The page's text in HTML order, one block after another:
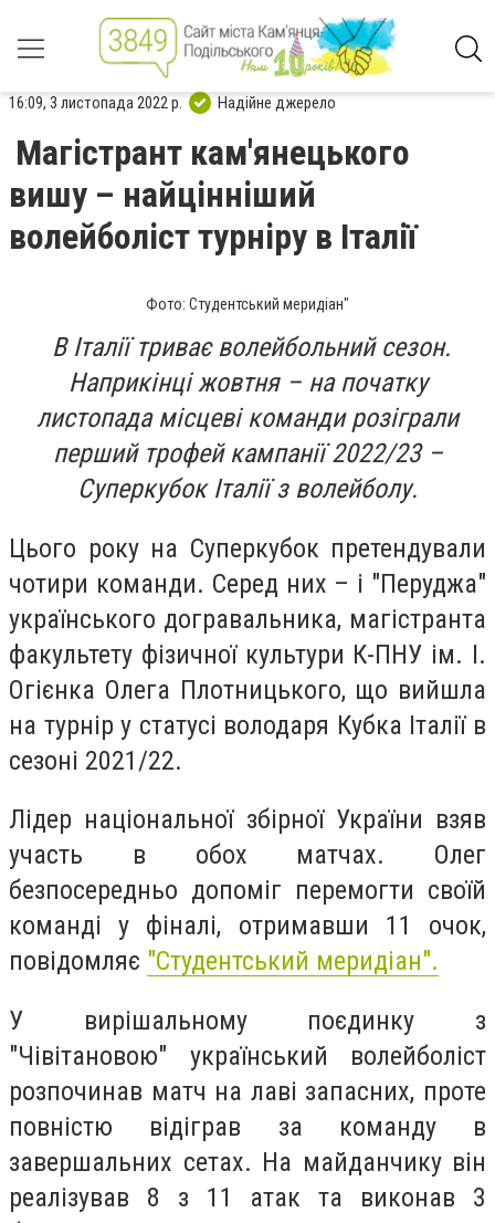
16:09, 3 листопада 2022 р. Надійне джерело
Магістрант кам'янецького
вишу – найцінніший
волейболіст турніру в Італії
Фото: Студентський меридіан"
В Італії триває волейбольний сезон.
Наприкінці жовтня – на початку
листопада місцеві команди розіграли
перший трофей кампанії 2022/23 –
Суперкубок Італії з волейболу.
Цього року на Суперкубок претендували
чотири команди. Серед них – і "Перуджа"
українського догравальника, магістранта
факультету фізичної культури К-ПНУ ім. І.
Огієнка Олега Плотницького, що вийшла
на турнір у статусі володаря Кубка Італії в
сезоні 2021/22.
Лідер національної збірної України взяв
участь в обох матчах. Олег
безпосередньо допоміг перемогти своїй
команді у фіналі, отримавши 11 очок,
повідомляє "Студентський меридіан".
У вирішальному поєдинку з
"Чівітановою" український волейболіст
розпочинав матч на лаві запасних, проте
повністю відіграв за команду в
завершальних сетах. На майданчику він
реалізував 8 з 11 атак та виконав 3